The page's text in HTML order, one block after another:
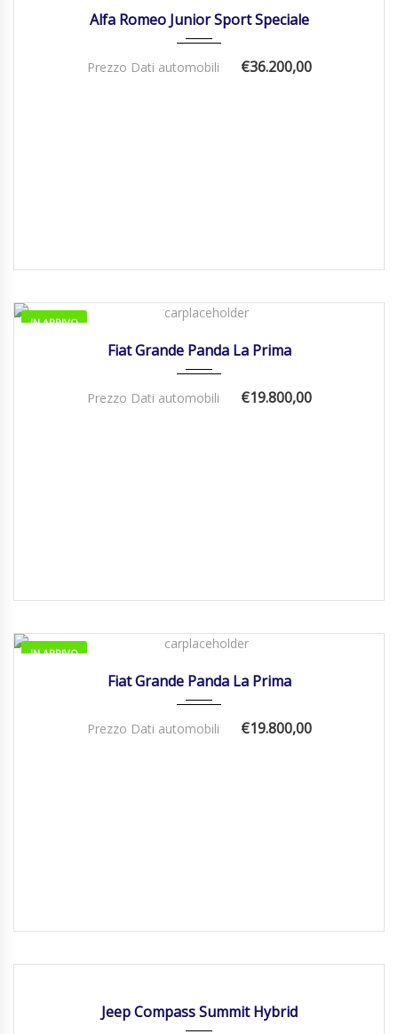
Alfa Romeo Junior Sport Speciale
Prezzo Dati automobili €36.200,00
IN ARRIVO
Fiat Grande Panda La Prima
Prezzo Dati automobili €19.800,00
IN ARRIVO
Fiat Grande Panda La Prima
Prezzo Dati automobili €19.800,00
Jeep Compass Summit Hybrid